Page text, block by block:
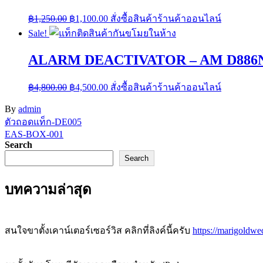
฿1,250.00 Original
price
was:
฿1,100.00Current
price
is:
สั่งซื้อสินค้าร้านค้าออนไลน์
Sale!
ALARM DEACTIVATOR – AM
฿4,800.00 Original
price
฿4,800.00.
฿4,500.00Current
price
สั่งซื้อสินค้าร้านค้าออนไลน์
By admin
Post
navigation
ตัวถอดแท็ก-DE005
EAS-BOX-001
Search
Search
บทความล่าสุด
สนใจขาตั้งเคาน์เตอร์เซอร์วิส คลิกที่ลิงค์นี้ครับ https://